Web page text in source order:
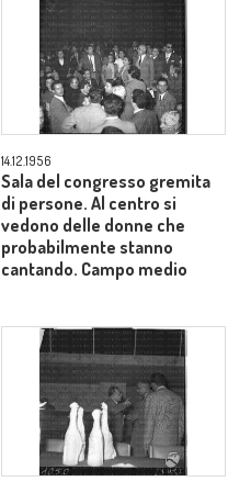
14.12.1956
Sala del congresso gremita
di persone. Al centro si
vedono delle donne che
probabilmente stanno
cantando. Campo medio